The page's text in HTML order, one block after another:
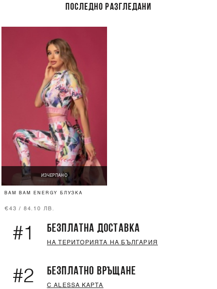
ПОСЛЕДНО РАЗГЛЕДАНИ
ИЗЧЕРПАНО
BAM BAM ENERGY БЛУЗКА
€43 / 84.10 ЛВ.
#1 БЕЗПЛАТНА ДОСТАВКА
НА ТЕРИТОРИЯТА НА БЪЛГАРИЯ
#2 БЕЗПЛАТНО ВРЪЩАНЕ
С ALESSA КАРТА